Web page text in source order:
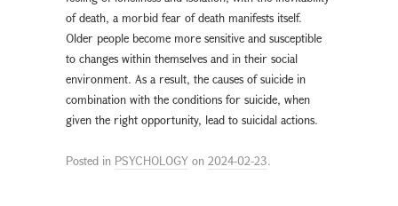
of death, a morbid fear of death manifests itself.
Older people become more sensitive and susceptible
to changes within themselves and in their social
environment. As a result, the causes of suicide in
combination with the conditions for suicide, when
given the right opportunity, lead to suicidal actions.
Posted in PSYCHOLOGY on 2024-02-23.